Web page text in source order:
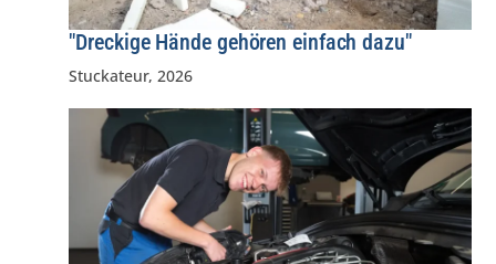
"Dreckige Hände gehören einfach dazu"
Stuckateur, 2026